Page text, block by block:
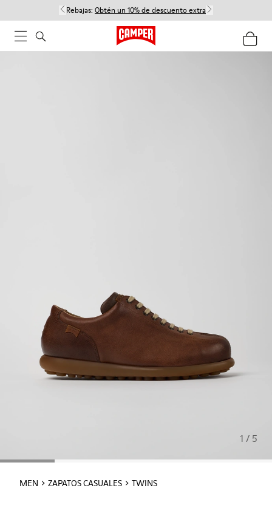
Rebajas: Obtén un 10% de descuento extra
1 / 5
MEN ZAPATOS CASUALES TWINS